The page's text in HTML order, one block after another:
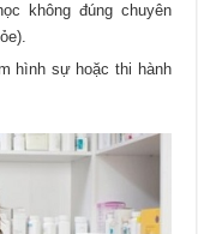
không đúng chuyên
hình sự hoặc thi hành